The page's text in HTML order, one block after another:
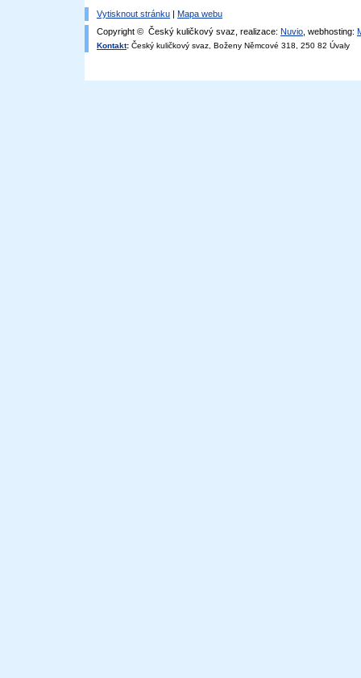
Vytisknout stránku | Mapa webu
Copyright © Český kuličkový svaz, realizace: Nuvio , webhosting:
Kontakt: Český kuličkový svaz, Boženy Němcové 318, 250 82 Úvaly